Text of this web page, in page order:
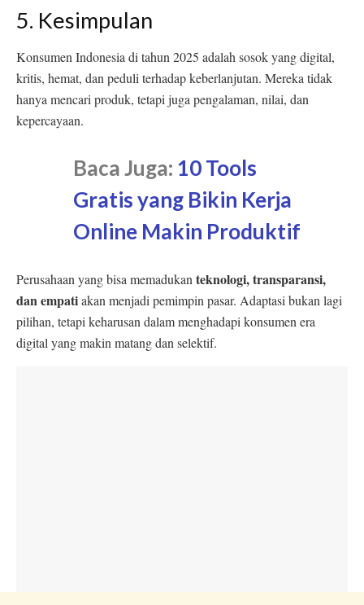
5. Kesimpulan
Konsumen Indonesia di tahun 2025 adalah sosok yang digital,
kritis, hemat, dan peduli terhadap keberlanjutan. Mereka tidak
hanya mencari produk, tetapi juga pengalaman, nilai, dan
kepercayaan.
Baca Juga: 10 Tools
Gratis yang Bikin Kerja
Online Makin Produktif
Perusahaan yang bisa memadukan teknologi, transparansi,
dan empatiakan menjadi pemimpin pasar. Adaptasi bukan lagi
pilihan, tetapi keharusan dalam menghadapi konsumen era
digital yang makin matang dan selektif.